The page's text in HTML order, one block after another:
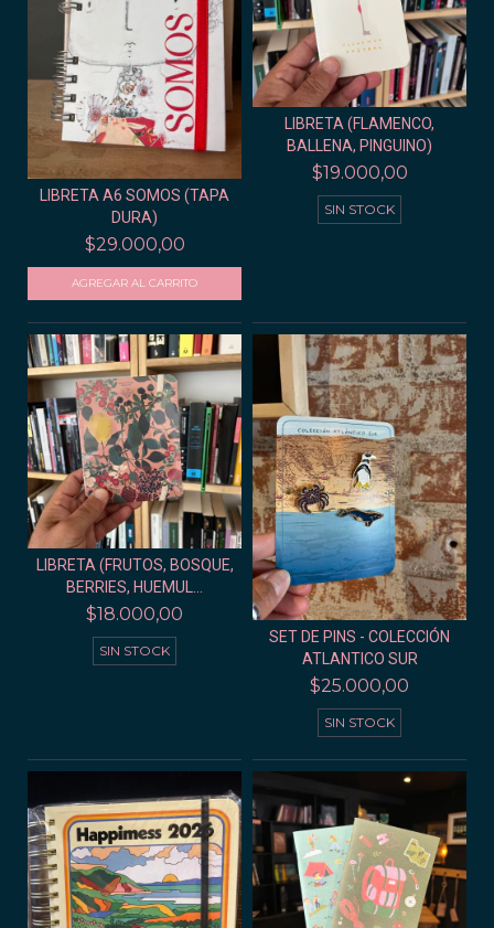
LIBRETA A6 SOMOS (TAPA
DURA)
$29.000,00
LIBRETA (FLAMENCO,
BALLENA, PINGUINO)
$19.000,00
SIN STOCK
LIBRETA (FRUTOS, BOSQUE,
BERRIES, HUEMUL...
$18.000,00
SIN STOCK
SET DE PINS - COLECCIÓN
ATLANTICO SUR
$25.000,00
SIN STOCK